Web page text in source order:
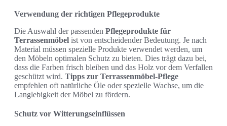
Verwendung der richtigen Pflegeprodukte
Die Auswahl der passenden Pflegeprodukte für
Terrassenmöbel ist von entscheidender Bedeutung. Je nach
Material müssen spezielle Produkte verwendet werden, um
den Möbeln optimalen Schutz zu bieten. Dies trägt dazu bei,
dass die Farben frisch bleiben und das Holz vor dem Verfallen
geschützt wird. Tipps zur Terrassenmöbel-Pflege
empfehlen oft natürliche Öle oder spezielle Wachse, um die
Langlebigkeit der Möbel zu fördern.
Schutz vor Witterungseinflüssen